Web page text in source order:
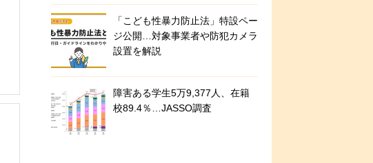
「こども性暴力防止法」特設ペー
ジ公開…対象事業者や防犯カメラ
設置を解説
障害ある学生5万9,377人、在籍
校89.4％…JASSO調査